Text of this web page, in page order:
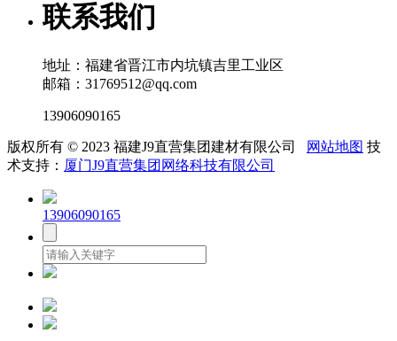
联系我们
地址：福建省晋江市内坑镇吉里工业区
邮箱：31769512@qq.com
13906090165
版权所有 © 2023 福建J9直营集团建材有限公司 网站地图 技
术支持： 厦门J9直营集团网络科技有限公司
13906090165